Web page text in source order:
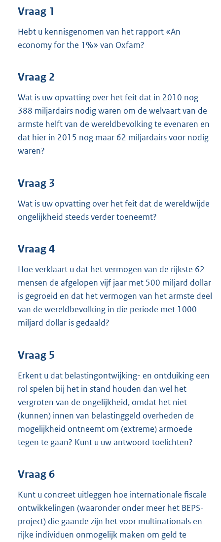
K
b
Vraag 1
Hebt u kennisgenomen van het rapport «An
economy for the 1%» van Oxfam?
Vraag 2
Wat is uw opvatting over het feit dat in 2010 nog
388 miljardairs nodig waren om de welvaart van de
armste helft van de wereldbevolking te evenaren en
dat hier in 2015 nog maar 62 miljardairs voor nodig
waren?
Vraag 3
Wat is uw opvatting over het feit dat de wereldwijde
ongelijkheid steeds verder toeneemt?
Vraag 4
Hoe verklaart u dat het vermogen van de rijkste 62
mensen de afgelopen vijf jaar met 500 miljard dollar
is gegroeid en dat het vermogen van het armste deel
van de wereldbevolking in die periode met 1000
miljard dollar is gedaald?
Vraag 5
Erkent u dat belastingontwijking- en ontduiking een
rol spelen bij het in stand houden dan wel het
vergroten van de ongelijkheid, omdat het niet
(kunnen) innen van belastinggeld overheden de
mogelijkheid ontneemt om (extreme) armoede
tegen te gaan? Kunt u uw antwoord toelichten?
Vraag 6
Kunt u concreet uitleggen hoe internationale fiscale
ontwikkelingen (waaronder onder meer het BEPS-
project) die gaande zijn het voor multinationals en
rijke individuen onmogelijk maken om geld te